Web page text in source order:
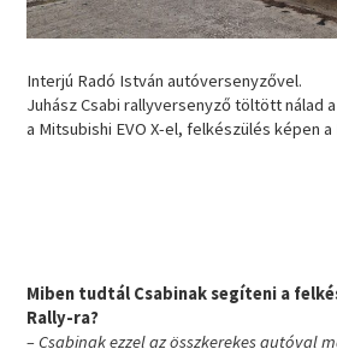
Interjú Radó István autóversenyzővel.
Juhász Csabi rallyversenyző töltött nálad
a Mitsubishi EVO X-el, felkészülés képen a
Miben tudtál Csabinak segíteni a
Rally-ra?
– Csabinak ezzel az összkerekes autóval